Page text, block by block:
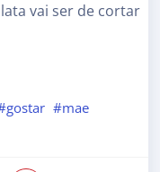
vai ser de cortar
#mae